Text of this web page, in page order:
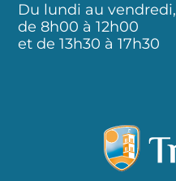
Du lundi au vendredi,
de 8h00 à 12h00
et de 13h30 à 17h30